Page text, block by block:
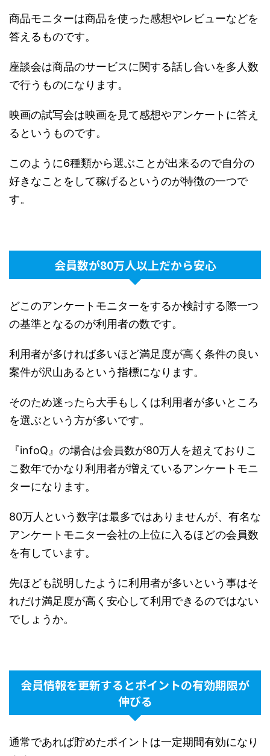
商品モニターは商品を使った感想やレビューなどを
答えるものです。
座談会は商品のサービスに関する話し合いを多人数
で行うものになります。
映画の試写会は映画を見て感想やアンケートに答え
るというものです。
このように6種類から選ぶことが出来るので自分の
好きなことをして稼げるというのが特徴の一つで
す。
会員数が80万人以上だから安心
どこのアンケートモニターをするか検討する際一つ
の基準となるのが利用者の数です。
利用者が多ければ多いほど満足度が高く条件の良い
案件が沢山あるという指標になります。
そのため迷ったら大手もしくは利用者が多いところ
を選ぶという方が多いです。
『infoQ』の場合は会員数が80万人を超えておりこ
こ数年でかなり利用者が増えているアンケートモニ
ターになります。
80万人という数字は最多ではありませんが、有名な
アンケートモニター会社の上位に入るほどの会員数
を有しています。
先ほども説明したように利用者が多いという事はそ
れだけ満足度が高く安心して利用できるのではない
でしょうか。
会員情報を更新するとポイントの有効期限が
伸びる
通常であれば貯めたポイントは一定期間有効になり